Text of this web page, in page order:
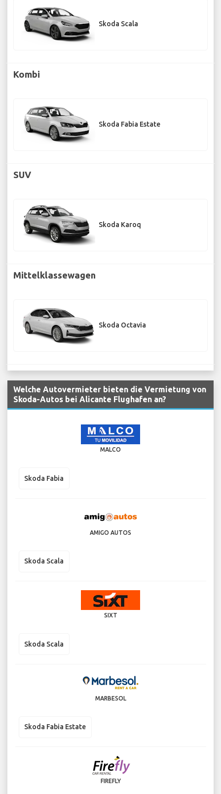
Skoda Scala
Kombi
Skoda Fabia Estate
SUV
Skoda Karoq
Mittelklassewagen
Skoda Octavia
Welche Autovermieter bieten die Vermietung von
Skoda-Autos bei Alicante Flughafen an?
MALCO
Skoda Fabia
AMIGO AUTOS
Skoda Scala
SIXT
Skoda Scala
MARBESOL
Skoda Fabia Estate
FIREFLY